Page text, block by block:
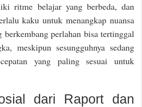
ritme belajar yang berbeda, dan
kaku untuk menangkap nuansa
berkembang perlahan bisa tertinggal
meskipun sesungguhnya sedang
yang paling sesuai untuk
dari Raport dan